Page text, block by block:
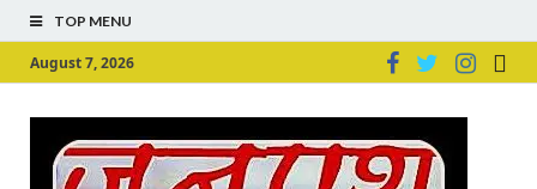
TOP MENU
August 7, 2026